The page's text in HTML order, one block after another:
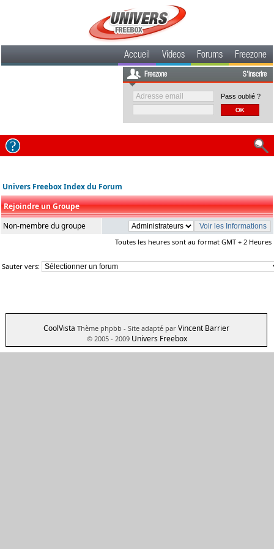
Accueil Videos Forums Freezone
Freezone S'inscrire
Pass oublié ?
Univers Freebox Index du Forum
Rejoindre un Groupe
Non-membre du groupe
Toutes les heures sont au format GMT + 2 Heures
Sauter vers:
CoolVista Thème phpbb - Site adapté par Vincent Barrier
© 2005 - 2009 Univers Freebox